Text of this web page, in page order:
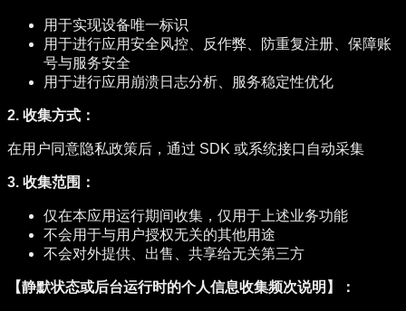
用于实现设备唯一标识
用于进行应用安全风控、反作弊、防重复注册、保障账
号与服务安全
用于进行应用崩溃日志分析、服务稳定性优化
2. 收集方式：
在用户同意隐私政策后，通过 SDK 或系统接口自动采集
3. 收集范围：
仅在本应用运行期间收集，仅用于上述业务功能
不会用于与用户授权无关的其他用途
不会对外提供、出售、共享给无关第三方
【静默状态或后台运行时的个人信息收集频次说明】：